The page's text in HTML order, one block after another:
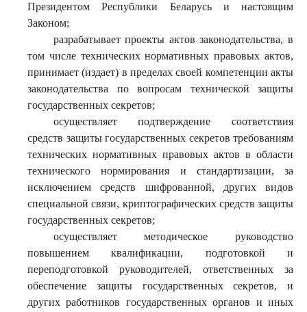
Президентом Республики Беларусь и настоящим
Законом;
разрабатывает проекты актов законодательства, в
том числе технических нормативных правовых актов,
принимает (издает) в пределах своей компетенции акты
законодательства по вопросам технической защиты
государственных секретов;
осуществляет подтверждение соответствия
средств защиты государственных секретов требованиям
технических нормативных правовых актов в области
технического нормирования и стандартизации, за
исключением средств шифрованной, других видов
специальной связи, криптографических средств защиты
государственных секретов;
осуществляет методическое руководство
повышением квалификации, подготовкой и
переподготовкой руководителей, ответственных за
обеспечение защиты государственных секретов, и
других работников государственных органов и иных